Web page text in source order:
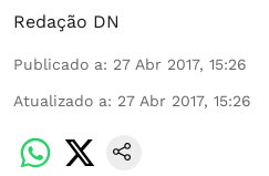
Redação DN
Publicado a: 27 Abr 2017, 15:26
Atualizado a: 27 Abr 2017, 15:26